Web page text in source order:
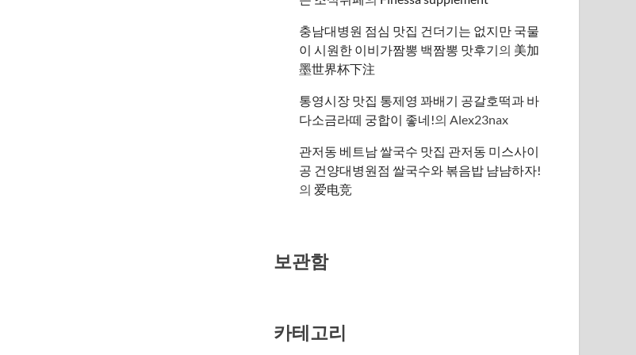
충남대병원 점심 맛집 건더기는 없지만 국물
이 시원한 이비가짬뽕 백짬뽕 맛후기의 美加
墨世界杯下注
통영시장 맛집 통제영 꽈배기 공갈호떡과 바
다소금라떼 궁합이 좋네!의Alex23nax
관저동 베트남 쌀국수 맛집 관저동 미스사이
공 건양대병원점 쌀국수와 볶음밥 냠냠하자!
의 爱电竞
보관함
카테고리